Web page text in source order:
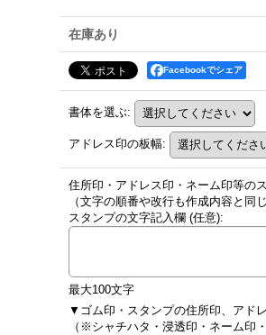
在庫あり
Facebookでシェア
書体を選ぶ:
アドレス印の板幅:
住所印・アドレス印・ネーム印等の
（文字の順番や改行も作成内容と同
スタンプの文字記入欄 (任意):
最大100文字
▼ゴム印・スタンプの住所印、アド
（※シャチハタ・浸透印・ネーム印